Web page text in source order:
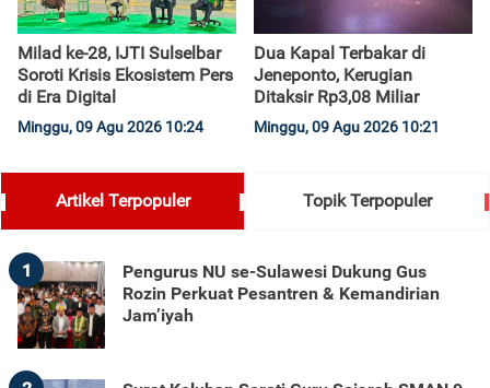
Milad ke-28, IJTI Sulselbar
Soroti Krisis Ekosistem Pers
di Era Digital
Minggu, 09 Agu 2026 10:24
Dua Kapal Terbakar di
Jeneponto, Kerugian
Ditaksir Rp3,08 Miliar
Minggu, 09 Agu 2026 10:21
Artikel Terpopuler Topik Terpopuler
1
Pengurus NU se-Sulawesi Dukung Gus
Rozin Perkuat Pesantren & Kemandirian
Jam’iyah